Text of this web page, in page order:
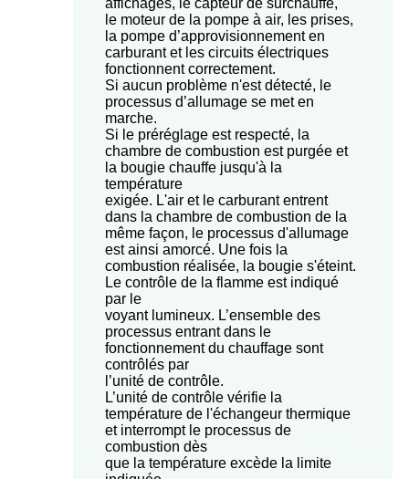
affichages, le capteur de surchauffe,
le moteur de la pompe à air, les prises,
la pompe d’approvisionnement en
carburant et les circuits électriques
fonctionnent correctement.
Si aucun problème n'est détecté, le
processus d’allumage se met en
marche.
Si le préréglage est respecté, la
chambre de combustion est purgée et
la bougie chauffe jusqu'à la
température
exigée. L'air et le carburant entrent
dans la chambre de combustion de la
même façon, le processus d'allumage
est ainsi amorcé. Une fois la
combustion réalisée, la bougie s'éteint.
Le contrôle de la flamme est indiqué
par le
voyant lumineux. L’ensemble des
processus entrant dans le
fonctionnement du chauffage sont
contrôlés par
l’unité de contrôle.
L’unité de contrôle vérifie la
température de l'échangeur thermique
et interrompt le processus de
combustion dès
que la température excède la limite